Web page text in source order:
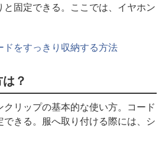
固定できる。ここでは、イヤホン
をすっきり収納する方法
？
リップの基本的な使い方。コード
きる。服へ取り付ける際には、シ